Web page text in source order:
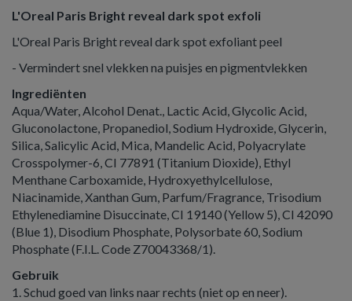
L'Oreal Paris Bright reveal dark spot exfoli
L'Oreal Paris Bright reveal dark spot exfoliant peel
- Vermindert snel vlekken na puisjes en pigmentvlekken
Ingrediënten
Aqua/Water, Alcohol Denat., Lactic Acid, Glycolic Acid,
Gluconolactone, Propanediol, Sodium Hydroxide, Glycerin,
Silica, Salicylic Acid, Mica, Mandelic Acid, Polyacrylate
Crosspolymer-6, CI 77891 (Titanium Dioxide), Ethyl
Menthane Carboxamide, Hydroxyethylcellulose,
Niacinamide, Xanthan Gum, Parfum/Fragrance, Trisodium
Ethylenediamine Disuccinate, CI 19140 (Yellow 5), CI 42090
(Blue 1), Disodium Phosphate, Polysorbate 60, Sodium
Phosphate (F.I.L. Code Z70043368/1).
Gebruik
1. Schud goed van links naar rechts (niet op en neer).